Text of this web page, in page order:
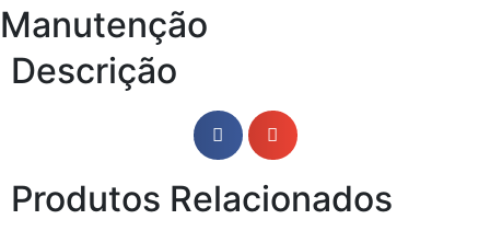
Manutenção
Descrição
Produtos Relacionados